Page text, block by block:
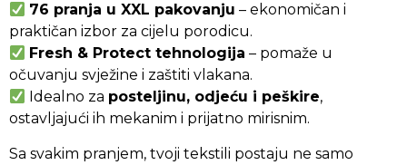
76 pranja u XXL pakovanju – ekonomičan i
praktičan izbor za cijelu porodicu.
Fresh & Protect tehnologija – pomaže u
očuvanju svježine i zaštiti vlakana.
Idealno za posteljinu, odjeću i peškire,
ostavljajući ih mekanim i prijatno mirisnim.
Sa svakim pranjem, tvoji tekstili postaju ne samo